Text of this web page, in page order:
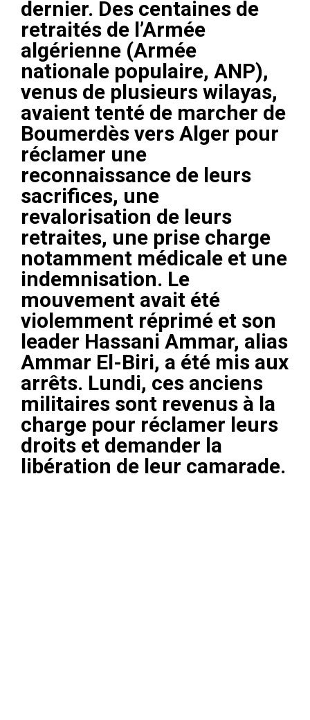
dernier. Des centaines de
retraités de l’Armée
algérienne (Armée
nationale populaire, ANP),
venus de plusieurs wilayas,
avaient tenté de marcher de
Boumerdès vers Alger pour
réclamer une
reconnaissance de leurs
sacrifices, une
revalorisation de leurs
retraites, une prise charge
notamment médicale et une
indemnisation. Le
mouvement avait été
violemment réprimé et son
leader Hassani Ammar, alias
Ammar El-Biri, a été mis aux
arrêts. Lundi, ces anciens
militaires sont revenus à la
charge pour réclamer leurs
droits et demander la
libération de leur camarade.